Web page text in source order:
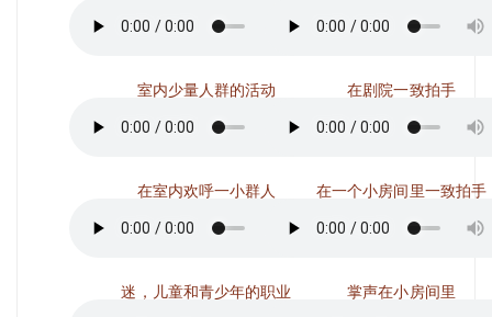
室内少量人群的活动
在室内欢呼一小群人
迷，儿童和青少年的职业
在剧院一致拍手
在一个小房间里一致拍手
掌声在小房间里